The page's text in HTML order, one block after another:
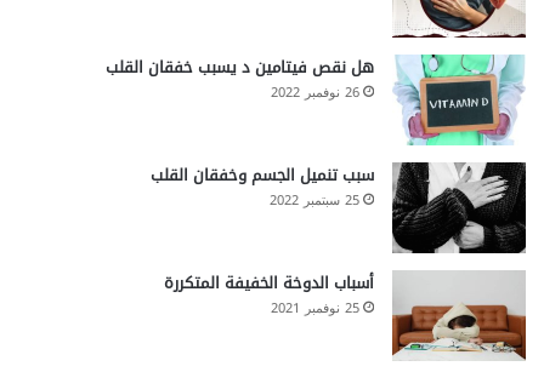
هل نقص فيتامين د يسبب خفقان القلب
26 نوفمبر 2022
سبب تنميل الجسم وخفقان القلب
25 سبتمبر 2022
أسباب الدوخة الخفيفة المتكررة
25 نوفمبر 2021